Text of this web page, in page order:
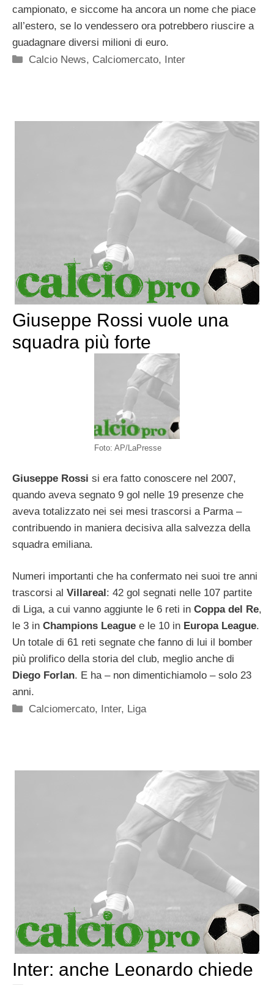
campionato, e siccome ha ancora un nome che piace
all’estero, se lo vendessero ora potrebbero riuscire a
guadagnare diversi milioni di euro.
Categorie
Calcio News, Calciomercato, Inter
Giuseppe Rossi vuole una
squadra più forte
Foto: AP/LaPresse
Giuseppe Rossi si era fatto conoscere nel 2007,
quando aveva segnato 9 gol nelle 19 presenze che
aveva totalizzato nei sei mesi trascorsi a Parma –
contribuendo in maniera decisiva alla salvezza della
squadra emiliana.
Numeri importanti che ha confermato nei suoi tre anni
trascorsi al Villareal : 42 gol segnati nelle 107 partite
di Liga, a cui vanno aggiunte le 6 reti in Coppa del Re,
le 3 in Champions League e le 10 in Europa League.
Un totale di 61 reti segnate che fanno di lui il bomber
più prolifico della storia del club, meglio anche di
Diego Forlan. E ha – non dimentichiamolo – solo 23
anni.
Categorie
Calciomercato, Inter, Liga
Inter: anche Leonardo chiede